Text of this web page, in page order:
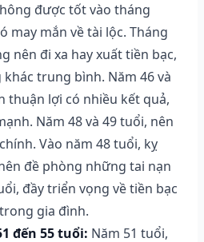
được tốt vào tháng
may mắn về tài lộc. Tháng
nên đi xa hay xuất tiền bạc,
trung bình. Năm 46 và
thuận lợi có nhiều kết quả,
Năm 48 và 49 tuổi, nên
Vào năm 48 tuổi, kỵ
đề phòng những tai nạn
đầy triển vọng về tiền bạc
gia đình.
đến 55 tuổi: Năm 51 tuổi,